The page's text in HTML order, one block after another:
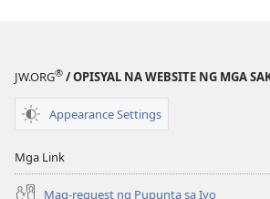
JW.ORG® / OPISYAL NA WEBSITE NG MGA
Appearance Settings
Mga Link
Mag-request ng Pupunta sa Iyo